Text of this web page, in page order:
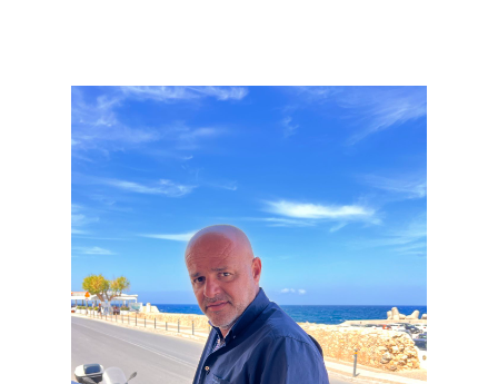
Μετάβαση
περιεχόμενο